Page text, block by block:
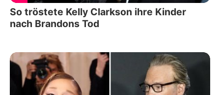
So tröstete Kelly Clarkson ihre Kinder
nach Brandons Tod